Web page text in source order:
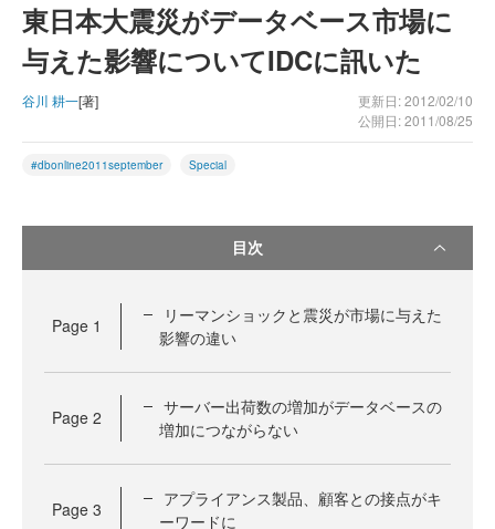
東日本大震災がデータベース市場に
与えた影響についてIDCに訊いた
谷川 耕一[著]
更新日: 2012/02/10
公開日: 2011/08/25
#dbonline2011september Special
目次
Page 1
リーマンショックと震災が市場に与えた
影響の違い
Page 2
サーバー出荷数の増加がデータベースの
増加につながらない
Page 3
アプライアンス製品、顧客との接点がキ
ーワードに